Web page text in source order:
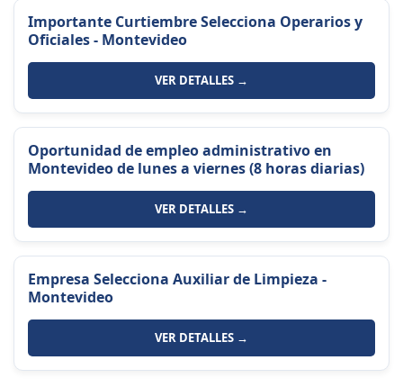
Importante Curtiembre Selecciona Operarios y
Oficiales - Montevideo
VER DETALLES →
Oportunidad de empleo administrativo en
Montevideo de lunes a viernes (8 horas diarias)
VER DETALLES →
Empresa Selecciona Auxiliar de Limpieza -
Montevideo
VER DETALLES →